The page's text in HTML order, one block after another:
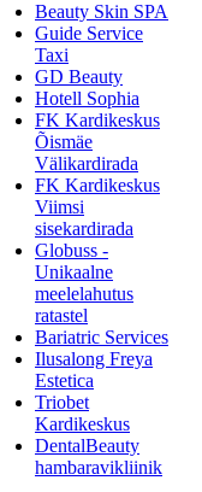
Beauty Skin SPA
Guide Service
Taxi
GD Beauty
Hotell Sophia
FK Kardikeskus
Õismäe
Välikardirada
FK Kardikeskus
Viimsi
sisekardirada
Globuss -
Unikaalne
meelelahutus
ratastel
Bariatric Services
Ilusalong Freya
Estetica
Triobet
Kardikeskus
DentalBeauty
hambaravikliinik